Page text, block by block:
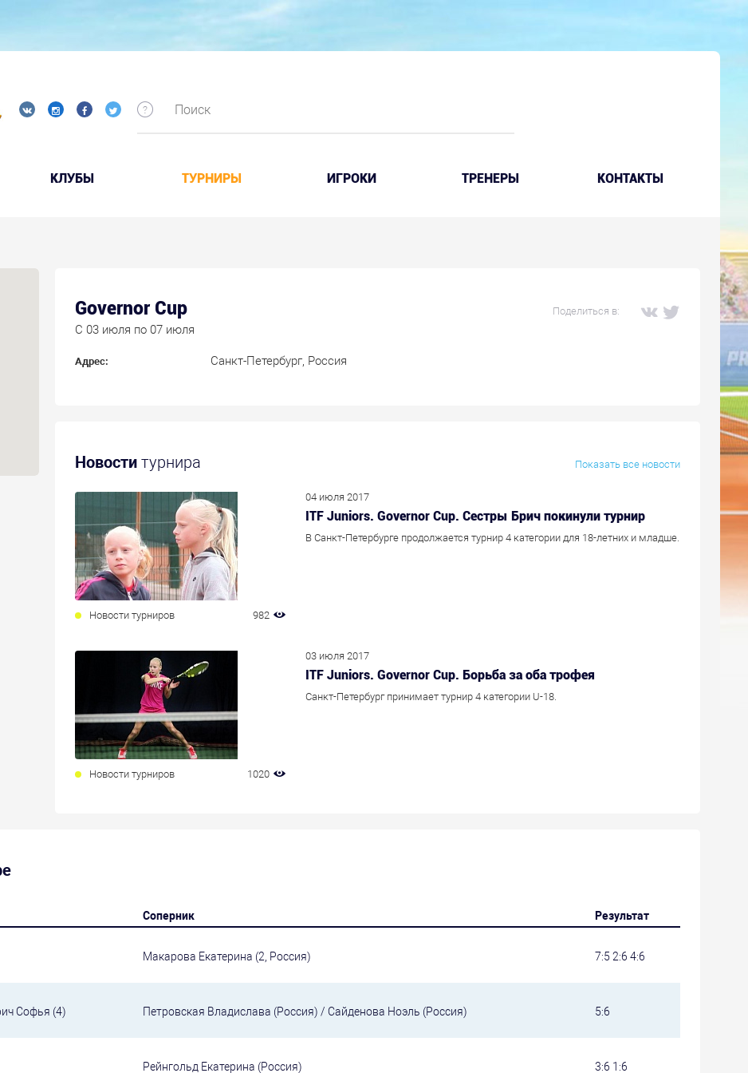
КЛУБЫ ТУРНИРЫ ИГРОКИ ТРЕНЕРЫ КОНТАКТЫ
Поделиться в:
Governor Cup
C 03 июля по 07 июля
Адрес: Санкт-Петербург, Россия
Показать все новости
Новости турнира
Новости турниров 982
04 июля 2017
ITF Juniors. Governor Cup. Сестры Брич покинули турнир
В Санкт-Петербурге продолжается турнир 4 категории для 18-летних и младше.
Новости турниров 1020
03 июля 2017
ITF Juniors. Governor Cup. Борьба за оба трофея
Санкт-Петербург принимает турнир 4 категории U-18.
Соперник Результат
Макарова Екатерина (2, Россия) 7:5 2:6 4:6
Софья (4) Петровская Владислава (Россия) / Сайденова Ноэль (Россия) 5:6
Рейнгольд Екатерина (Россия) 3:6 1:6